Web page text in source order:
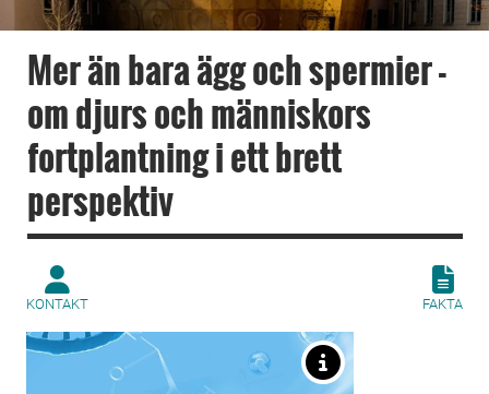
Mer än bara ägg och spermier -
om djurs och människors
fortplantning i ett brett
perspektiv
KONTAKT FAKTA